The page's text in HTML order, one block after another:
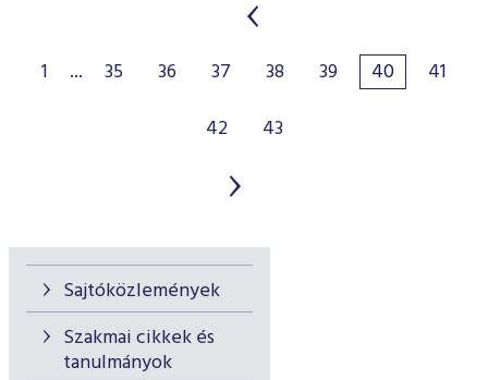
Sajtóközlemények
Szakmai cikkek és
tanulmányok
1 ... 35 36 37 38 39 40
41
42
43